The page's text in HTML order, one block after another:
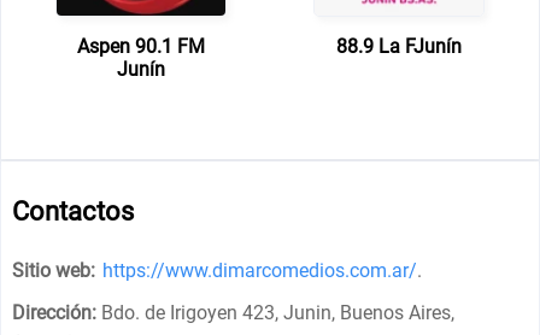
Aspen 90.1 FM
Junín
88.9 La FJunín
Contactos
Sitio web: https://www.dimarcomedios.com.ar/.
Dirección: Bdo. de Irigoyen 423, Junin, Buenos Aires,